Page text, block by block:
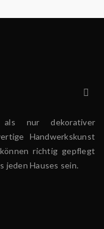
nur dekorativer
Handwerkskunst
richtig gepflegt
jeden Hauses sein.